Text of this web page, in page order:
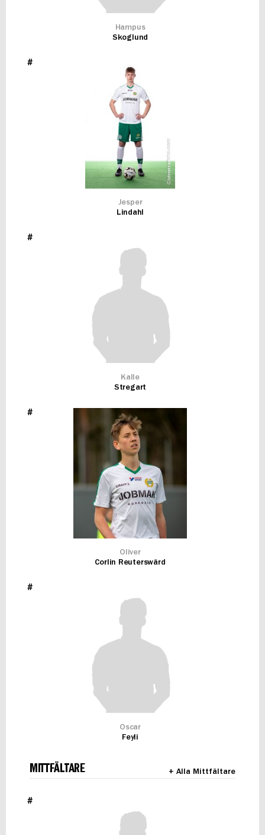
Hampus
Skoglund
#
Jesper
Lindahl
#
Kalle
Stregart
#
Oliver
Corlin Reuterswärd
#
Oscar
Feyli
MITTFÄLTARE + Alla Mittfältare
#